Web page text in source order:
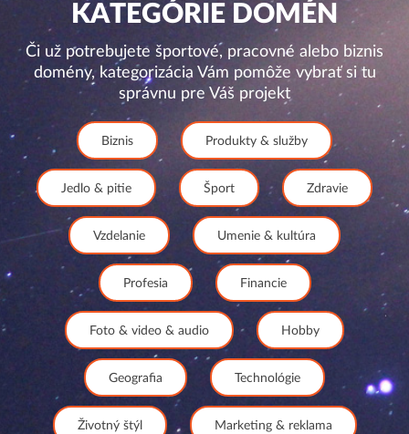
KATEGÓRIE DOMÉN
Či už potrebujete športové, pracovné alebo biznis
domény, kategorizácia Vám pomôže vybrať si tu
správnu pre Váš projekt
Biznis Produkty & služby
Jedlo & pitie Šport Zdravie
Vzdelanie Umenie & kultúra
Profesia Financie
Foto & video & audio Hobby
Geografia Technológie
Životný štýl Marketing & reklama